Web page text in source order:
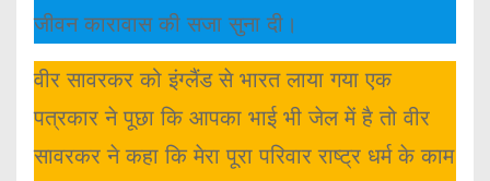
जीवन कारावास की सजा सुना दी।
वीर सावरकर को इंग्लैंड से भारत लाया गया एक
पत्रकार ने पूछा कि आपका भाई भी जेल में है तो वीर
सावरकर ने कहा कि मेरा पूरा परिवार राष्ट्र धर्म के काम